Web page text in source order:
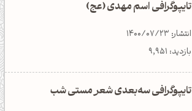
تایپوگرافی اسم مهدی (عج)
انتشار: 1400/07/23
بازدید: 9,951
تایپوگرافی سه‌بعدی شعر مستی شب